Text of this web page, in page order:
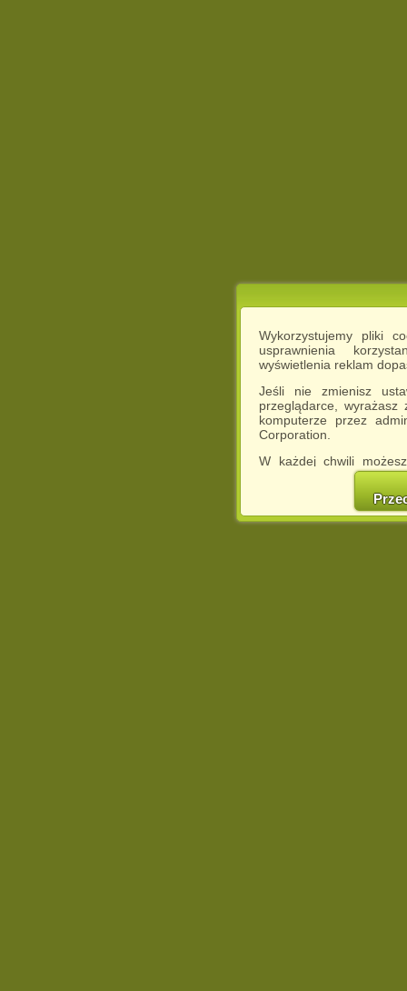
Wykorzystujemy pliki
usprawnienia
wyświetlenia reklam
Jeśli nie zmienisz
przeglądarce,
komputerze przez
Corporation.
W każdej chwili
cookies w swojej
w naszej
http://chomikuj.pl/